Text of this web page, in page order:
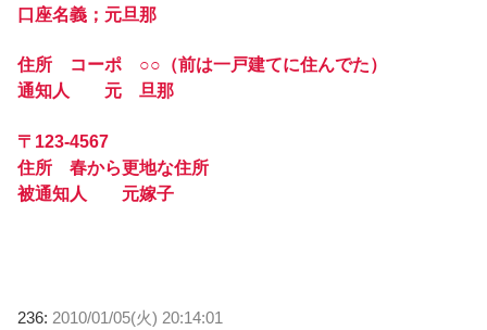
口座名義；元旦那
住所 コーポ ○○（前は一戸建てに住んでた）
通知人 元 旦那
〒123-4567
住所 春から更地な住所
被通知人 元嫁子
236: 2010/01/05(火) 20:14:01